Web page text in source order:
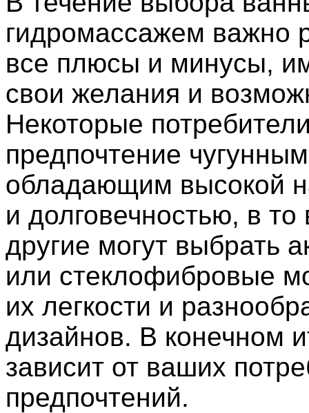
гидромассажем важно
все плюсы и минусы,
свои желания и
Некоторые
предпочтение
обладающим высокой
и долговечностью, в то
другие могут выбрать
или стеклофибровые
их легкости и
дизайнов. В конечном
зависит от ваших
предпочтений.